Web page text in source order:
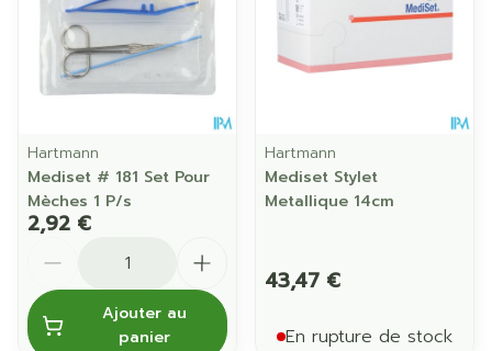
Hartmann
Mediset # 181 Set Pour
Mèches 1 P/s
2,92 €
Ajouter au
panier
Hartmann
Mediset Stylet
Metallique 14cm
43,47 €
En rupture de stock